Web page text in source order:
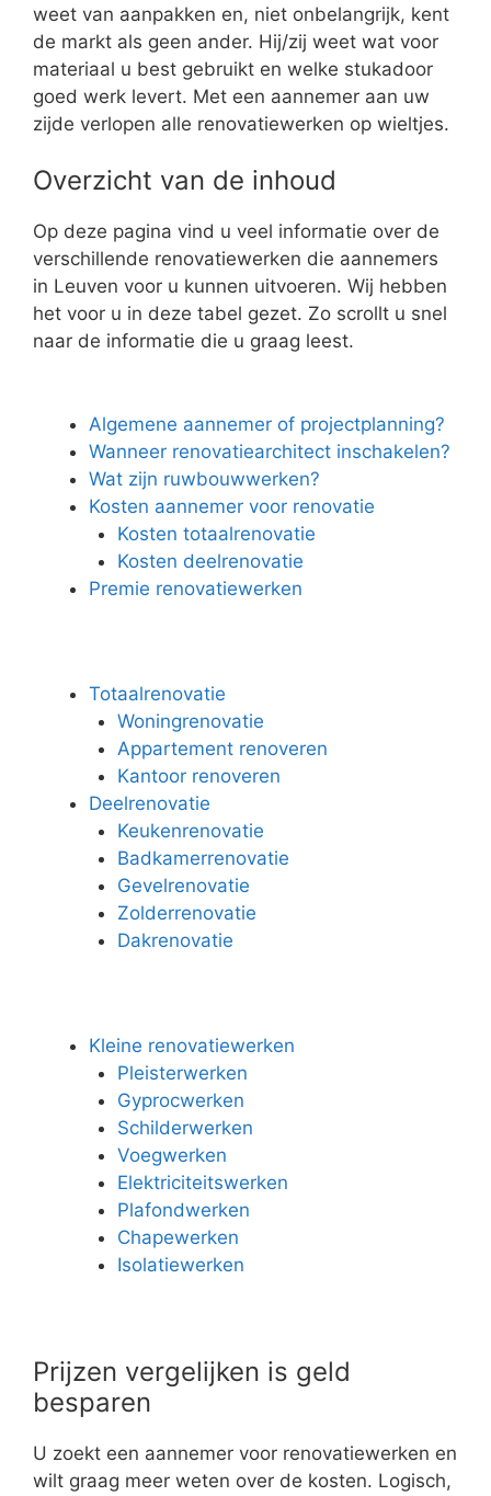
weet van aanpakken en, niet onbelangrijk, kent
de markt als geen ander. Hij/zij weet wat voor
materiaal u best gebruikt en welke stukadoor
goed werk levert. Met een aannemer aan uw
zijde verlopen alle renovatiewerken op wieltjes.
Overzicht van de inhoud
Op deze pagina vind u veel informatie over de
verschillende renovatiewerken die aannemers
in Leuven voor u kunnen uitvoeren. Wij hebben
het voor u in deze tabel gezet. Zo scrollt u snel
naar de informatie die u graag leest.
Algemene aannemer of projectplanning?
Wanneer renovatiearchitect inschakelen?
Wat zijn ruwbouwwerken?
Kosten aannemer voor renovatie
Kosten totaalrenovatie
Kosten deelrenovatie
Premie renovatiewerken
Totaalrenovatie
Woningrenovatie
Appartement renoveren
Kantoor renoveren
Deelrenovatie
Keukenrenovatie
Badkamerrenovatie
Gevelrenovatie
Zolderrenovatie
Dakrenovatie
Kleine renovatiewerken
Pleisterwerken
Gyprocwerken
Schilderwerken
Voegwerken
Elektriciteitswerken
Plafondwerken
Chapewerken
Isolatiewerken
Prijzen vergelijken is geld
besparen
U zoekt een aannemer voor renovatiewerken en
wilt graag meer weten over de kosten. Logisch,